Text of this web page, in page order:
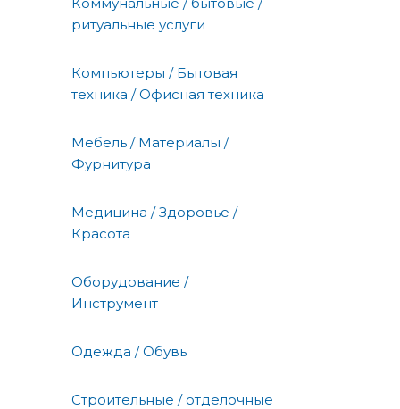
ритуальные услуги
Компьютеры / Бытовая
техника / Офисная техника
Мебель / Материалы /
Фурнитура
Медицина / Здоровье /
Красота
Оборудование /
Инструмент
Одежда / Обувь
Строительные / отделочные